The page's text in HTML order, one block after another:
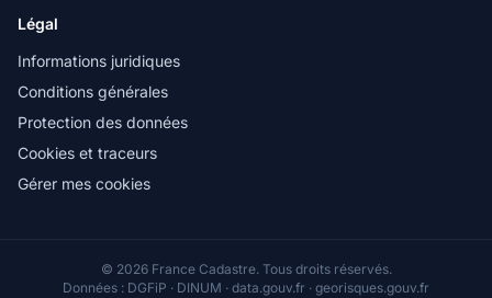
Légal
Informations juridiques
Conditions générales
Protection des données
Cookies et traceurs
Gérer mes cookies
© 2026 France Cadastre. Tous droits réservés.
Données : DGFiP · DINUM · data.gouv.fr · georisques.gouv.fr